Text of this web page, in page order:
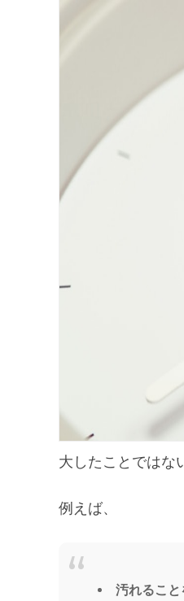
大したことではな
例えば、
汚れるこ